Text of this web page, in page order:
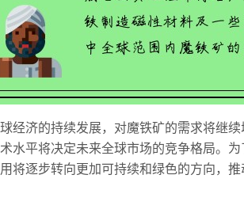
经济的持续发展，对魔铁矿的需求将继
水平将决定未来全球市场的竞争格局。
将逐步转向更加可持续和绿色的方向，推